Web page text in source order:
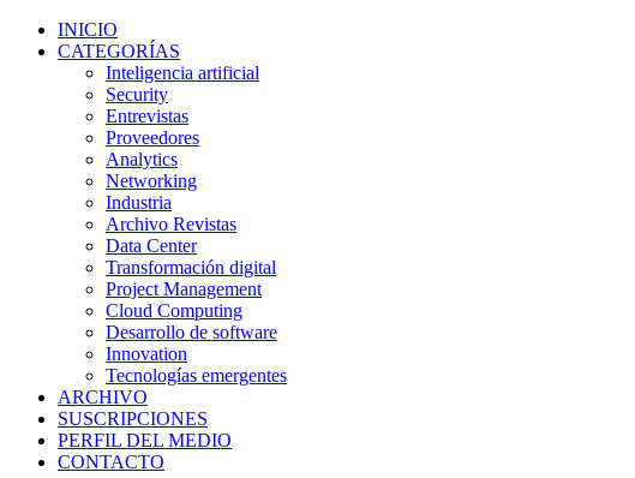
INICIO
CATEGORÍAS
Inteligencia artificial
Security
Entrevistas
Proveedores
Analytics
Networking
Industria
Archivo Revistas
Data Center
Transformación digital
Project Management
Cloud Computing
Desarrollo de software
Innovation
Tecnologías emergentes
ARCHIVO
SUSCRIPCIONES
PERFIL DEL MEDIO
CONTACTO